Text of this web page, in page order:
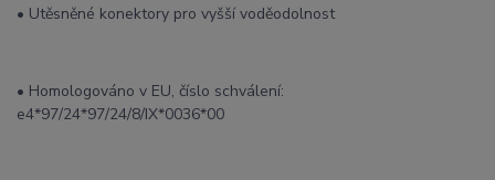
• Utěsněné konektory pro vyšší voděodolnost
• Homologováno v EU, číslo schválení:
e4*97/24*97/24/8/IX*0036*00